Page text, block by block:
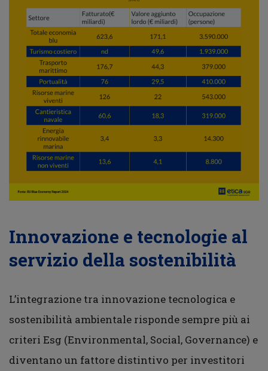
Innovazione e tecnologie al
servizio della sostenibilità
L’integrazione tra innovazione tecnologica e
sostenibilità ambientale risponde sempre più ai
criteri Esg (Environmental, Social, Governance) e
diventano un fattore distintivo per investitori